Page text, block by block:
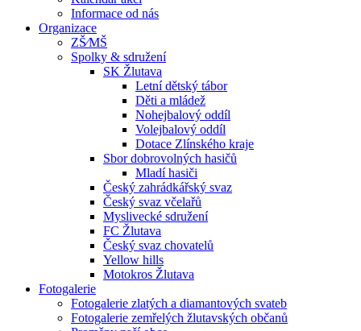
Informace od nás
Organizace
ZŠ⁄MŠ
Spolky & sdružení
SK Žlutava
Letní dětský tábor
Děti a mládež
Nohejbalový oddíl
Volejbalový oddíl
Dotace Zlínského kraje
Sbor dobrovolných hasičů
Mladí hasiči
Český zahrádkářský svaz
Český svaz včelařů
Myslivecké sdružení
FC Žlutava
Český svaz chovatelů
Yellow hills
Motokros Žlutava
Fotogalerie
Fotogalerie zlatých a diamantových svateb
Fotogalerie zemřelých žlutavských občanů